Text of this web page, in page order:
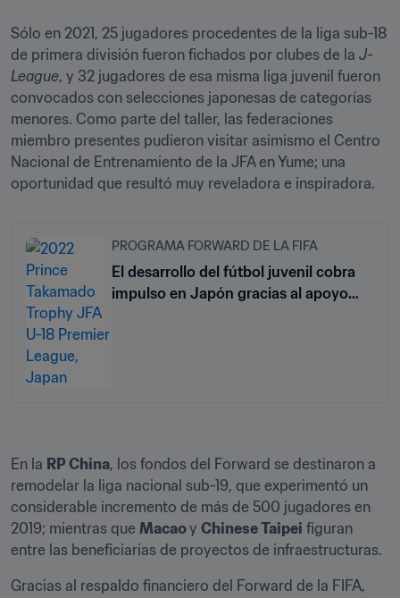
Sólo en 2021, 25 jugadores procedentes de la liga sub-18
de primera división fueron fichados por clubes de la J-
League, y 32 jugadores de esa misma liga juvenil fueron
convocados con selecciones japonesas de categorías
menores. Como parte del taller, las federaciones
miembro presentes pudieron visitar asimismo el Centro
Nacional de Entrenamiento de la JFA en Yume; una
oportunidad que resultó muy reveladora e inspiradora.
PROGRAMA FORWARD DE LA FIFA
El desarrollo del fútbol juvenil cobra
impulso en Japón gracias al apoyo
En la RP China, los fondos del Forward se destinaron a
remodelar la liga nacional sub-19, que experimentó un
considerable incremento de más de 500 jugadores en
2019; mientras que Macao y Chinese Taipei figuran
entre las beneficiarias de proyectos de infraestructuras.
Gracias al respaldo financiero del Forward de la FIFA,